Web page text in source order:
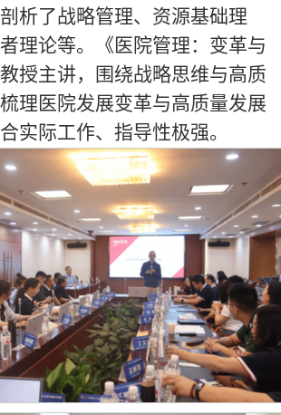
析了战略管理、资源基础理
理论等。《医院管理：变革与
授主讲，围绕战略思维与高质
理医院发展变革与高质量发展
实际工作、指导性极强。